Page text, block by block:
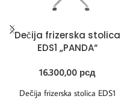
Dečija frizerska stolica
EDS1 „PANDA“
16.300,00 рсд
Dečija frizerska stolica EDS1